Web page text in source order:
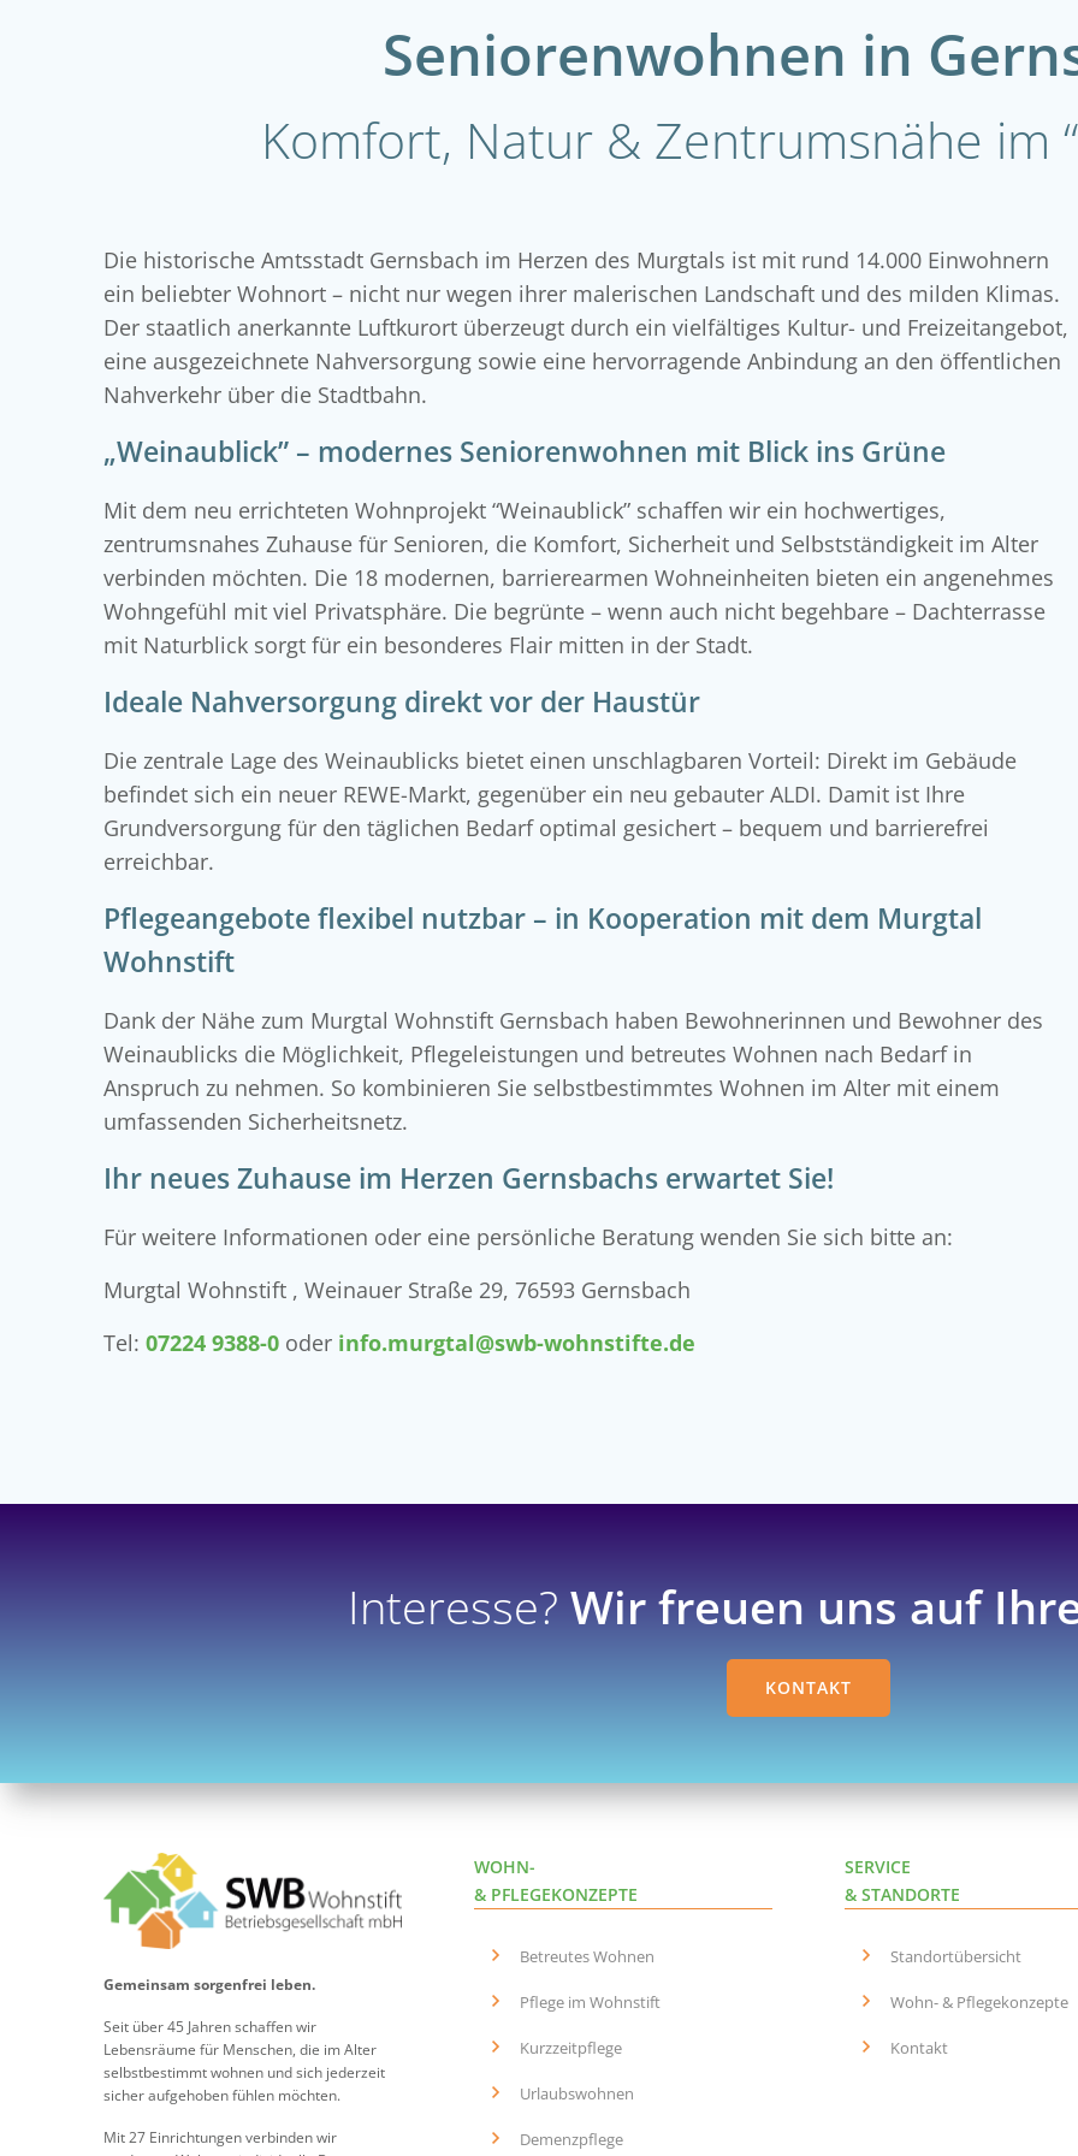
Seniorenwohnen in
Komfort, Natur & Zentrumsnähe im
Die historische Amtsstadt Gernsbach im Herzen des Murgtals ist mit rund 14.000 Einwohnern
ein beliebter Wohnort – nicht nur wegen ihrer malerischen Landschaft und des milden Klimas.
Der staatlich anerkannte Luftkurort überzeugt durch ein vielfältiges Kultur- und Freizeitangebot,
eine ausgezeichnete Nahversorgung sowie eine hervorragende Anbindung an den öffentlichen
Nahverkehr über die Stadtbahn.
„Weinaublick” – modernes Seniorenwohnen mit Blick ins Grüne
Mit dem neu errichteten Wohnprojekt “Weinaublick” schaffen wir ein hochwertiges,
zentrumsnahes Zuhause für Senioren, die Komfort, Sicherheit und Selbstständigkeit im Alter
verbinden möchten. Die 18 modernen, barrierearmen Wohneinheiten bieten ein angenehmes
Wohngefühl mit viel Privatsphäre. Die begrünte – wenn auch nicht begehbare – Dachterrasse
mit Naturblick sorgt für ein besonderes Flair mitten in der Stadt.
Ideale Nahversorgung direkt vor der Haustür
Die zentrale Lage des Weinaublicks bietet einen unschlagbaren Vorteil: Direkt im Gebäude
befindet sich ein neuer REWE-Markt, gegenüber ein neu gebauter ALDI. Damit ist Ihre
Grundversorgung für den täglichen Bedarf optimal gesichert – bequem und barrierefrei
erreichbar.
Pflegeangebote flexibel nutzbar – in Kooperation mit dem Murgtal
Wohnstift
Dank der Nähe zum Murgtal Wohnstift Gernsbach haben Bewohnerinnen und Bewohner des
Weinaublicks die Möglichkeit, Pflegeleistungen und betreutes Wohnen nach Bedarf in
Anspruch zu nehmen. So kombinieren Sie selbstbestimmtes Wohnen im Alter mit einem
umfassenden Sicherheitsnetz.
Ihr neues Zuhause im Herzen Gernsbachs erwartet Sie!
Für weitere Informationen oder eine persönliche Beratung wenden Sie sich bitte an:
Murgtal Wohnstift , Weinauer Straße 29, 76593 Gernsbach
Tel: 07224 9388-0 oder info.murgtal@swb-wohnstifte.de
Interesse?Wir freuen uns auf
KONTAKT
Gemeinsam sorgenfrei leben.
Seit über 45 Jahren schaffen wir
Lebensräume für Menschen, die im Alter
selbstbestimmt wohnen und sich jederzeit
sicher aufgehoben fühlen möchten.
Mit 27 Einrichtungen verbinden wir
WOHN-
& PFLEGEKONZEPTE
Betreutes Wohnen
Pflege im Wohnstift
Kurzzeitpflege
Urlaubswohnen
Demenzpflege
SERVICE
& STANDORTE
Standortübersicht
Wohn- & Pflegekonzepte
Kontakt